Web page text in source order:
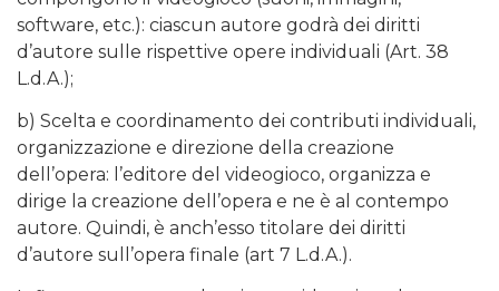
software, etc.): ciascun autore godrà dei diritti
d’autore sulle rispettive opere individuali (Art. 38
L.d.A.);
b) Scelta e coordinamento dei contributi individuali,
organizzazione e direzione della creazione
dell’opera: l’editore del videogioco, organizza e
dirige la creazione dell’opera e ne è al contempo
autore. Quindi, è anch’esso titolare dei diritti
d’autore sull’opera finale (art 7 L.d.A.).